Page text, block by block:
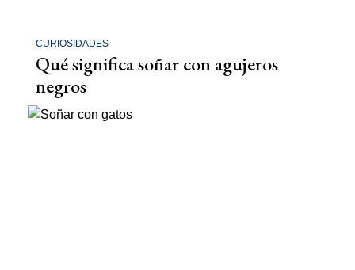
CURIOSIDADES
Qué significa soñar con agujeros
negros